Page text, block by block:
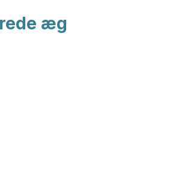
æg